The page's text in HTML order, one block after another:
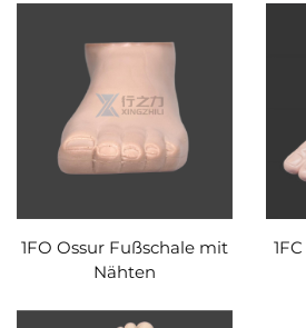
1FO Ossur Fußschale mit
Nähten